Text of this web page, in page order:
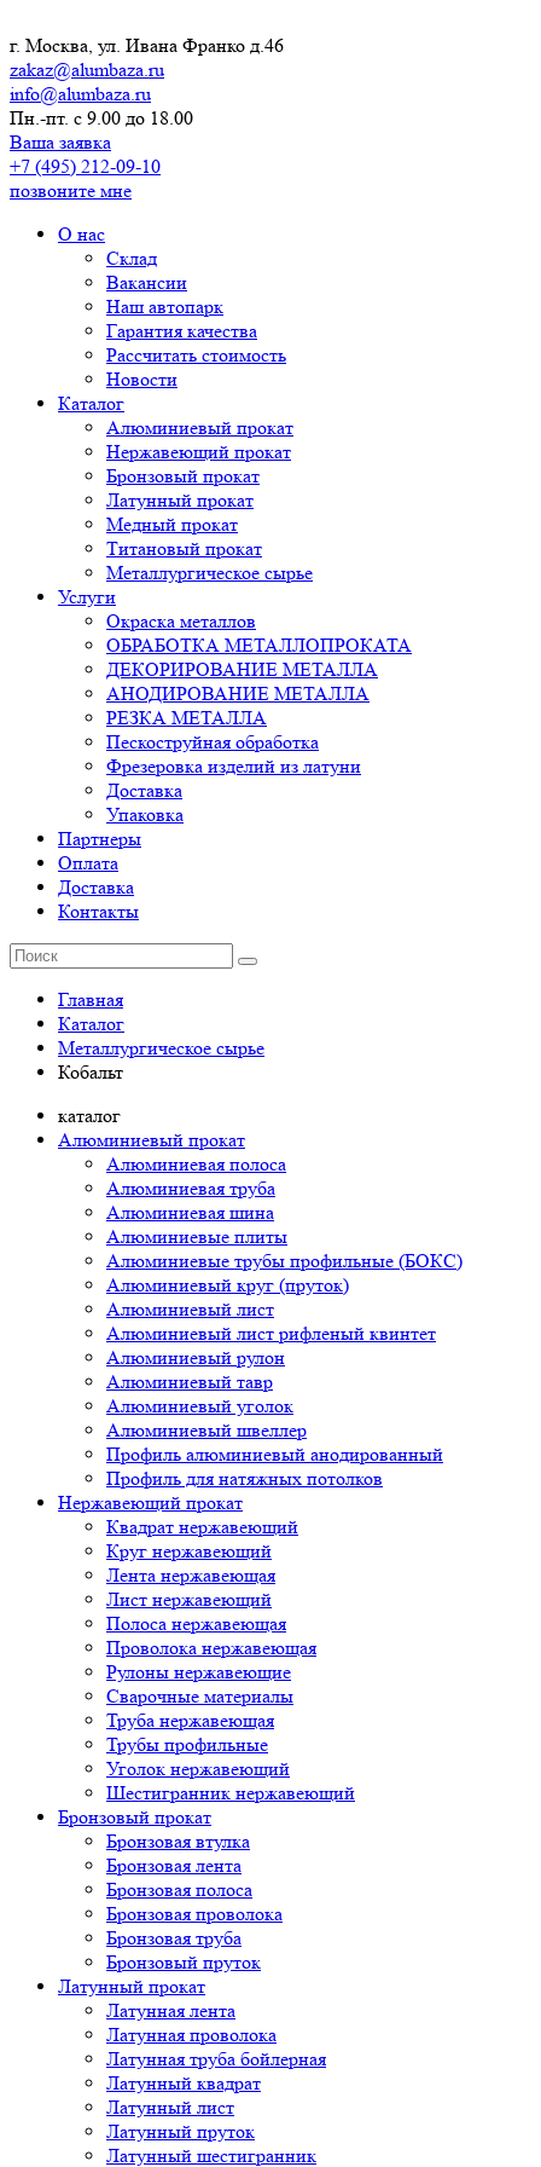
г. Москва, ул. Ивана Франко д.46
zakaz@alumbaza.ru
info@alumbaza.ru
Пн.-пт. с 9.00 до 18.00
Ваша заявка
+7 (495) 212-09-10
позвоните мне
О нас
Склад
Вакансии
Наш автопарк
Гарантия качества
Рассчитать стоимость
Новости
Каталог
Алюминиевый прокат
Нержавеющий прокат
Бронзовый прокат
Латунный прокат
Медный прокат
Титановый прокат
Металлургическое сырье
Услуги
Окраска металлов
ОБРАБОТКА МЕТАЛЛОПРОКАТА
ДЕКОРИРОВАНИЕ МЕТАЛЛА
АНОДИРОВАНИЕ МЕТАЛЛА
РЕЗКА МЕТАЛЛА
Пескоструйная обработка
Фрезеровка изделий из латуни
Доставка
Упаковка
Партнеры
Оплата
Доставка
Контакты
Главная
Каталог
Металлургическое сырье
Кобальт
каталог
Алюминиевый прокат
Алюминиевая полоса
Алюминиевая труба
Алюминиевая шина
Алюминиевые плиты
Алюминиевые трубы профильные (БОКС)
Алюминиевый круг (пруток)
Алюминиевый лист
Алюминиевый лист рифленый квинтет
Алюминиевый рулон
Алюминиевый тавр
Алюминиевый уголок
Алюминиевый швеллер
Профиль алюминиевый анодированный
Профиль для натяжных потолков
Нержавеющий прокат
Квадрат нержавеющий
Круг нержавеющий
Лента нержавеющая
Лист нержавеющий
Полоса нержавеющая
Проволока нержавеющая
Рулоны нержавеющие
Сварочные материалы
Труба нержавеющая
Трубы профильные
Уголок нержавеющий
Шестигранник нержавеющий
Бронзовый прокат
Бронзовая втулка
Бронзовая лента
Бронзовая полоса
Бронзовая проволока
Бронзовая труба
Бронзовый пруток
Латунный прокат
Латунная лента
Латунная проволока
Латунная труба бойлерная
Латунный квадрат
Латунный лист
Латунный пруток
Латунный шестигранник